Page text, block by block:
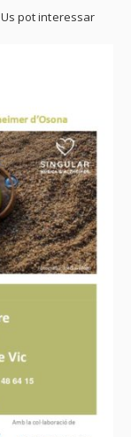
Us pot interessar